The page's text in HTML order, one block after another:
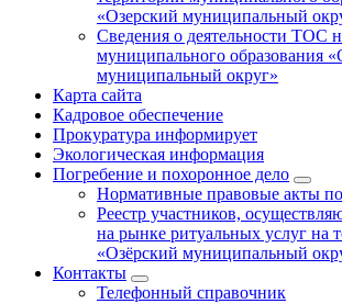
«Озерский муниципальный
Сведения о деятельности ТОС
муниципального образования
муниципальный округ»
Карта сайта
Кадровое обеспечение
Прокуратура информирует
Экологическая информация
Погребение и похоронное дело
Нормативные правовые акты
Реестр участников,
на рынке ритуальных услуг на
«Озёрский муниципальный
Контакты
Телефонный справочник